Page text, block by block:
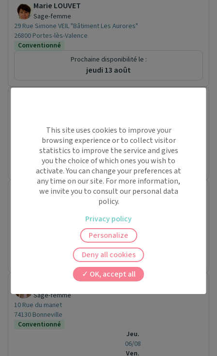
Marie LOUVET
Sage-femme
29 Rue Simone VEIL "Bâtiment Les Aurores"
26800 Portes-lès-Valence
Conventionné
Prochaine disponibilité le :
jeudi 13 août
07320 Saint-Agrève
Conventionné secteur 1
Prochaine disponibilité le :
jeudi 17 septembre
Valerie DELBERT
Conventionné secteur 1
Prochaine disponibilité le :
lundi 28 septembre
Sage-femme
10 Rue du manet
74130 Bonneville
Conventionné
Jeu.
06/08
Ven.
This site uses cookies to improve your
browsing experience or to collect visitor
statistics to improve the service and gives
you the choice of which ones you wish to
activate. You can change your preferences at
any time on our site. For more information,
we invite you to consult our personal data
policy.
OK, accept all
Deny all cookies
Personalize
Privacy policy